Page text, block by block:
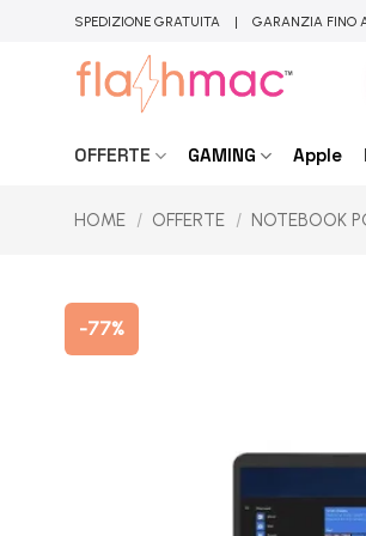
SPEDIZIONE GRATUITA | GARANZIA FINO
OFFERTE GAMING Apple
HOME / OFFERTE / NOTEBOOK
-77%